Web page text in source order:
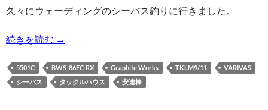
久々にウェーディングのシーバス釣りに行きました。
続きを読む 2024/12/17の釣り | シーバス
→
5501C BWS-86FC-RX Graphite Works TKLM9/11
VARIVAS
シーバス
タックルハウス 安達棒